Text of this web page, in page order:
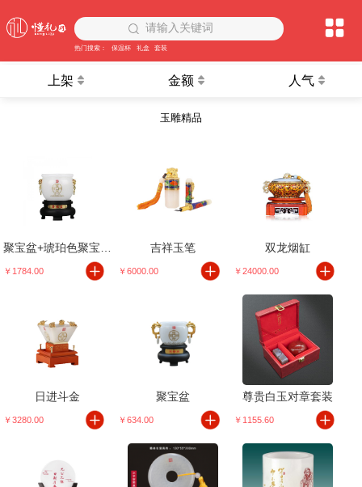
请输入关键词
热门搜索： 保温杯 礼盒 套装
上架 金额 人气
玉雕精品
￥1784.00
吉祥玉笔
￥6000.00
双龙烟缸
￥24000.00
日进斗金
￥3280.00
聚宝盆
￥634.00
尊贵白玉对章套装
￥1155.60